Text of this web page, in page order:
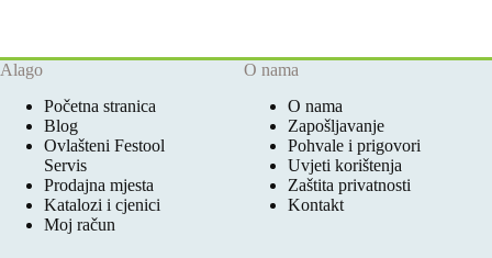
Alago
Početna stranica
Blog
Ovlašteni Festool
Servis
Prodajna mjesta
Katalozi i cjenici
Moj račun
O nama
O nama
Zapošljavanje
Pohvale i prigovori
Uvjeti korištenja
Zaštita privatnosti
Kontakt